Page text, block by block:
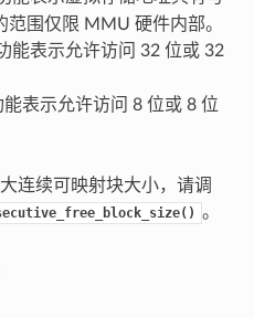
范围仅限 MMU 硬件内部。
能表示允许访问 32 位或 32
能表示允许访问 8 位或 8 位
连续可映射块大小，请调
。